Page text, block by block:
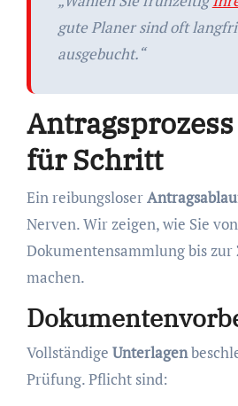
gute Planer sind oft
ausgebucht.“
für Schritt
Ein reibungsloser
Nerven. Wir zeigen, wie Sie
Dokumentensammlung bis zur
machen.
Vollständige Unterlagen
Prüfung. Pflicht sind: